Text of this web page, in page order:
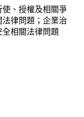
、授權及相關爭
律問題；企業治
相關法律問題